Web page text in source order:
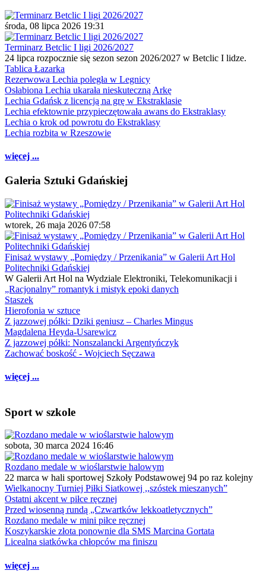
środa, 08 lipca 2026 19:31
Terminarz Betclic I ligi 2026/2027
24 lipca rozpocznie się sezon sezon 2026/2027 w Betclic I lidze.
Tablica Łazarka
Rezerwowa Lechia poległa w Legnicy
Osłabiona Lechia ukarała nieskuteczną Arkę
Lechia Gdańsk z licencją na grę w Ekstraklasie
Lechia efektownie przypieczętowała awans do Ekstraklasy
Lechia o krok od powrotu do Ekstraklasy
Lechia rozbita w Rzeszowie
więcej ...
Galeria Sztuki Gdańskiej
wtorek, 26 maja 2026 07:58
Finisaż wystawy „Pomiędzy / Przenikania” w Galerii Art Hol
Politechniki Gdańskiej
W Galerii Art Hol na Wydziale Elektroniki, Telekomunikacji i
„Racjonalny” romantyk i mistyk epoki danych
Staszek
Hierofonia w sztuce
Z jazzowej półki: Dziki geniusz – Charles Mingus
Magdalena Heyda-Usarewicz
Z jazzowej półki: Nonszalancki Argentyńczyk
Zachować boskość - Wojciech Sęczawa
więcej ...
Sport w szkole
sobota, 30 marca 2024 16:46
Rozdano medale w wioślarstwie halowym
22 marca w hali sportowej Szkoły Podstawowej 94 po raz kolejny
Wielkanocny Turniej Piłki Siatkowej ,,szóstek mieszanych”
Ostatni akcent w piłce ręcznej
Przed wiosenną rundą „Czwartków lekkoatletycznych”
Rozdano medale w mini piłce ręcznej
Koszykarskie złota ponownie dla SMS Marcina Gortata
Licealna siatkówka chłopców ma finiszu
więcej ...